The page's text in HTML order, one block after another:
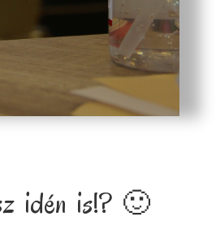
idén is!? 🙂